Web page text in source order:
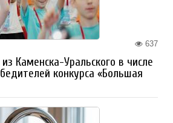
637
Каменска-Уральского в числе
конкурса «Большая